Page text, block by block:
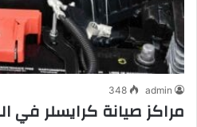
admin
348
مراكز صيانة كرايسلر في